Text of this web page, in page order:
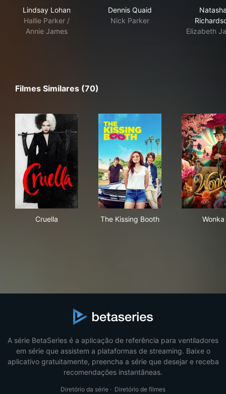
Lindsay Lohan
Hallie Parker /
Annie James
Dennis Quaid
Nick Parker
Elizabeth
Filmes Similares (70)
Cruella The Kissing Booth Wonka
A série BetaSeries é a aplicação de referência para ventiladores
em série que assistem a plataformas de streaming. Baixe o
aplicativo gratuitamente, preencha a série que desejar e receba
recomendações instantâneas.
Diretório da série · Diretório de filmes